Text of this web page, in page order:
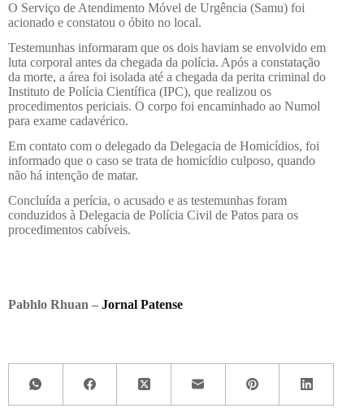
O Serviço de Atendimento Móvel de Urgência (Samu) foi
acionado e constatou o óbito no local.
Testemunhas informaram que os dois haviam se envolvido em
luta corporal antes da chegada da polícia. Após a constatação
da morte, a área foi isolada até a chegada da perita criminal do
Instituto de Polícia Científica (IPC), que realizou os
procedimentos periciais. O corpo foi encaminhado ao Numol
para exame cadavérico.
Em contato com o delegado da Delegacia de Homicídios, foi
informado que o caso se trata de homicídio culposo, quando
não há intenção de matar.
Concluída a perícia, o acusado e as testemunhas foram
conduzidos à Delegacia de Polícia Civil de Patos para os
procedimentos cabíveis.
Pabhlo Rhuan – Jornal Patense